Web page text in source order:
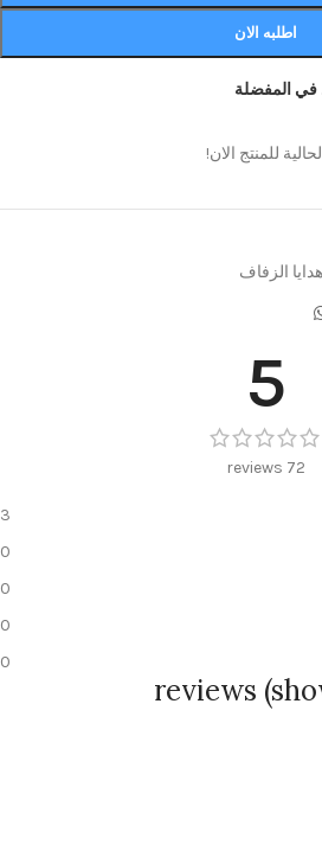
اطلبه الان
المفضلة
للمنتج الان!
هدايا الزفاف
5
72 reviews
3
0
0
0
0